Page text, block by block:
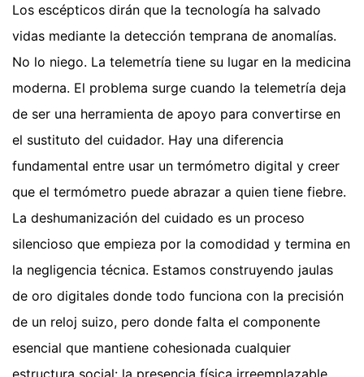
Los escépticos dirán que la tecnología ha salvado
vidas mediante la detección temprana de anomalías.
No lo niego. La telemetría tiene su lugar en la medicina
moderna. El problema surge cuando la telemetría deja
de ser una herramienta de apoyo para convertirse en
el sustituto del cuidador. Hay una diferencia
fundamental entre usar un termómetro digital y creer
que el termómetro puede abrazar a quien tiene fiebre.
La deshumanización del cuidado es un proceso
silencioso que empieza por la comodidad y termina en
la negligencia técnica. Estamos construyendo jaulas
de oro digitales donde todo funciona con la precisión
de un reloj suizo, pero donde falta el componente
esencial que mantiene cohesionada cualquier
estructura social: la presencia física irreemplazable.